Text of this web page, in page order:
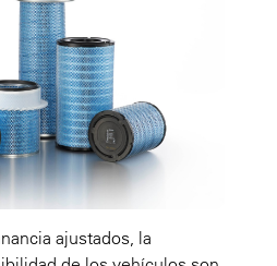
ajustados, la